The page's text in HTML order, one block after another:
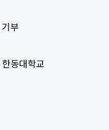
부
동대학교